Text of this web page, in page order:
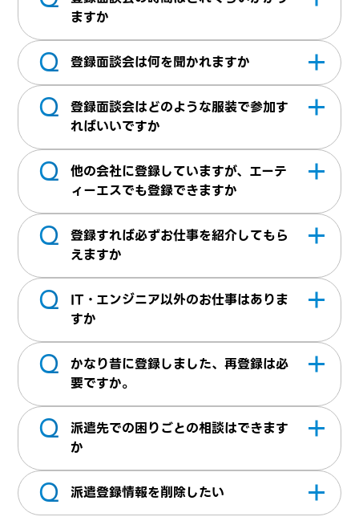
遣：当社に無期雇用で雇用され、派遣先企業
様にて就業していただきます。無期雇用とな
るため安定して働くことができます
にアクセスいただきご都合がある日程を選択
いただければ、登録面談の予約が可能となり
ます。既に登録済みで再度面談をご希望され
る方については、お問い合わせよりご連絡く
ださい。チャットでの面接予約URLをメール
にて送信させていただいております。
す。但し、在留資格によっては就業できない
場合もございます。
始。夜間：19時開始）・土曜（10時開始の
み）。日曜祝日はお休みを頂戴しておりま
す。
ますか
通常45分～60分ほどお時間を頂戴しており
Q 登録面談会は何を聞かれますか
弊社での登録面談は、面接（合否判定）では
ございません。職務経歴書には書かれていな
い内容や、例えばプロジェクト参加時のポジ
ション・人数などより詳細にお伺いすること
でお人柄やアピールポイントなど経歴書など
には書かれていない行間を明確にし、ご紹介
先企業様の案件とのマッチングに活用させて
いただきます。また、ご不明点やご希望など
も面談時にお伺いしておりますので遠慮なく
お申し付けください。
Q
登録面談会はどのような服装で参加す
ればいいですか
特に指定はございません。男性はスーツやジ
ャケット。女性はオフィスカジュアルで参加
されることが多いです。
Q
他の会社に登録していますが、エーテ
ィーエスでも登録できますか
登録できます。他の派遣会社に登録している
方、就業している方でも登録可能です。面談
時には現在の就業状況や、今後の希望条件な
どお聞かせください。現在就業中の方で勤務
を開始出来る時期が不明確な場合、ご紹介が
難しくなる可能性がございます。退職日程が
決まり次第担当営業へご連絡ください。
Q
登録すれば必ずお仕事を紹介してもら
えますか
必ずお仕事のご紹介は保障できません。求職
者様のご希望・条件などと、企業様側の依頼
条件とを照らし合わせを行い、マッチした条
件と合う仕事があった場合ご紹介させていた
だいております。
Q
IT・エンジニア以外のお仕事はありま
すか
IT系の企業様を中心に、事務系・営業系のお
仕事も多数取り揃えており、テクパスに掲載
されていない非公開案件もございますので安
心してご登録ください。
Q
かなり昔に登録しました、再登録は必
要ですか。
アカウントを再度発行いただく必要はありま
せん。登録面談は、面談実施から1年以上経っ
ている方は直近のご状況等もお伺いしたいた
め「お問い合わせ」よりご連絡いただき予約
フォームの案内に従い面談の予約をお願いい
Q
派遣先での困りごとの相談はできます
か
はいお気軽にご相談ください。定期的に営業
Q 派遣登録情報を削除したい